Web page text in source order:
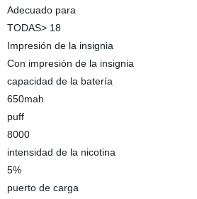
Adecuado para
TODAS> 18
Impresión de la insignia
Con impresión de la insignia
capacidad de la batería
650mah
puff
8000
intensidad de la nicotina
5%
puerto de carga